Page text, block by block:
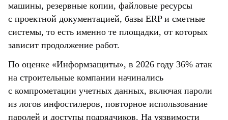
машины, резервные копии, файловые ресурсы
с проектной документацией, базы ERP и сметные
системы, то есть именно те площадки, от которых
зависит продолжение работ.
По оценке «Информзащиты», в 2026 году 36% атак
на строительные компании начинались
с компрометации учетных данных, включая пароли
из логов инфостилеров, повторное использование
паролей и доступы подрядчиков. На уязвимости